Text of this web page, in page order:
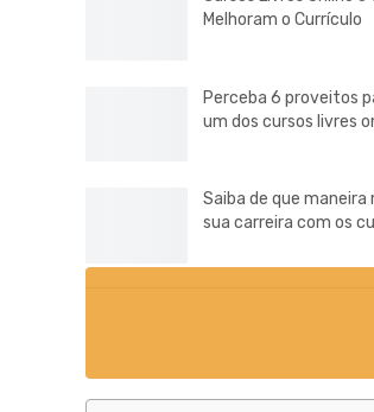
Melhoram o Currículo
Perceba 6 proveitos
um dos cursos livres
Saiba de que maneira
sua carreira com os